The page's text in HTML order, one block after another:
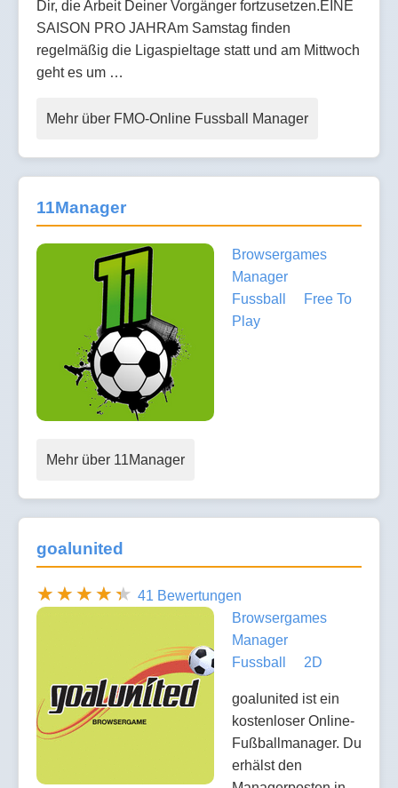
Dir, die Arbeit Deiner Vorgänger fortzusetzen.EINE
SAISON PRO JAHRAm Samstag finden
regelmäßig die Ligaspieltage statt und am Mittwoch
geht es um …
Mehr über FMO-Online Fussball Manager
11Manager
Browsergames
Manager
Fussball
Free To
Play
Mehr über 11Manager
goalunited
41 Bewertungen
Browsergames
Manager
Fussball
2D
goalunited ist ein
kostenloser Online-
Fußballmanager. Du
erhälst den